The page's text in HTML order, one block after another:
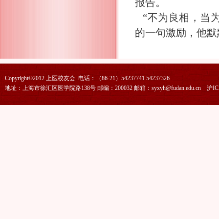
报告。
“不为良相，当
的一句激励，他
Copyright©2012 上医校友会 电话：（86-21）54237741 54237326
地址：上海市徐汇区医学院路138号 邮编：200032 邮箱：syxyh@fudan.edu.cn 沪